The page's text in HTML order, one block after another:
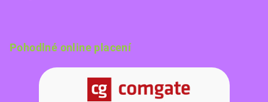
Pohodlné online placení